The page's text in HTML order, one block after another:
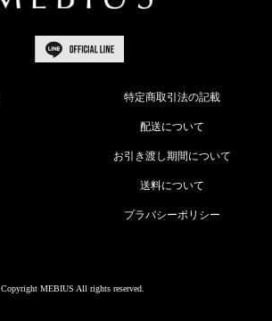
特定商取引法の記載
配送について
お引き渡し期間について
送料について
プラバシーポリシー
Copyright MEBIUS All rights reserved.